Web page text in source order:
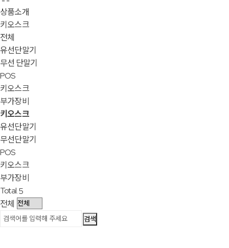
상품소개
키오스크
전체
유선단말기
무선 단말기
POS
키오스크
부가장비
키오스크
유선단말기
무선단말기
POS
키오스크
부가장비
Total.5
전체